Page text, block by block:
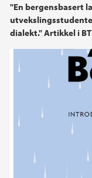
"En bergensbasert
dialekt." Artikkel i